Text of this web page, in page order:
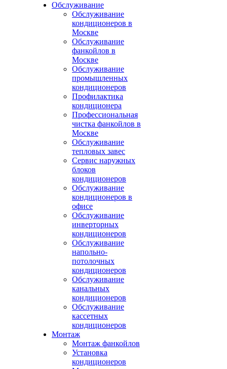
Обслуживание
Обслуживание
кондиционеров в
Москве
Обслуживание
фанкойлов в
Москве
Обслуживание
промышленных
кондиционеров
Профилактика
кондиционера
Профессиональная
чистка фанкойлов в
Москве
Обслуживание
тепловых завес
Сервис наружных
блоков
кондиционеров
Обслуживание
кондиционеров в
офисе
Обслуживание
инверторных
кондиционеров
Обслуживание
напольно-
потолочных
кондиционеров
Обслуживание
канальных
кондиционеров
Обслуживание
кассетных
кондиционеров
Монтаж
Монтаж фанкойлов
Установка
кондиционеров